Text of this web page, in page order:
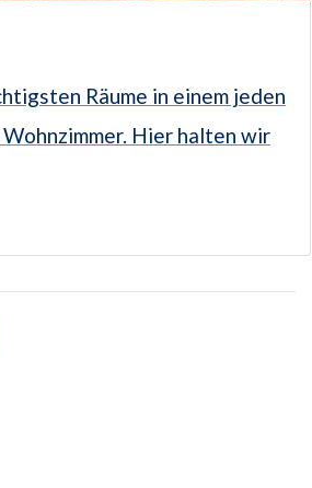
Räume in einem jeden
Hier halten wir